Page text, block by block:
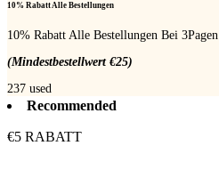
10% Rabatt Alle Bestellungen
10% Rabatt Alle Bestellungen Bei 3Pagen
(Mindestbestellwert €25)
237 used
Recommended
€5 RABATT